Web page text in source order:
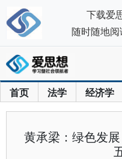
首页 法学 经济学
黄承梁：绿色发
下载爱
随时随地